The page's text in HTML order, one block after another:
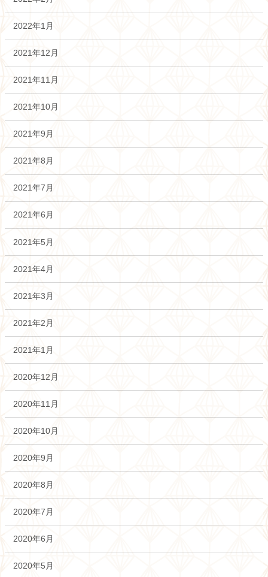
2022年1月
2021年12月
2021年11月
2021年10月
2021年9月
2021年8月
2021年7月
2021年6月
2021年5月
2021年4月
2021年3月
2021年2月
2021年1月
2020年12月
2020年11月
2020年10月
2020年9月
2020年8月
2020年7月
2020年6月
2020年5月